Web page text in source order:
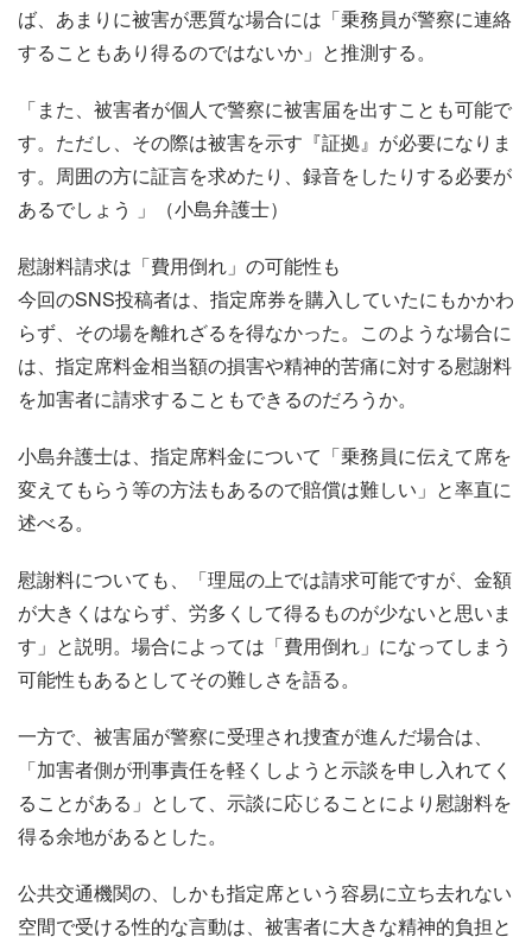
ば、あまりに被害が悪質な場合には「乗務員が警察に連絡
することもあり得るのではないか」と推測する。
「また、被害者が個人で警察に被害届を出すことも可能で
す。ただし、その際は被害を示す『証拠』が必要になりま
す。周囲の方に証言を求めたり、録音をしたりする必要が
あるでしょう 」（小島弁護士）
慰謝料請求は「費用倒れ」の可能性も
今回のSNS投稿者は、指定席券を購入していたにもかかわ
らず、その場を離れざるを得なかった。このような場合に
は、指定席料金相当額の損害や精神的苦痛に対する慰謝料
を加害者に請求することもできるのだろうか。
小島弁護士は、指定席料金について「乗務員に伝えて席を
変えてもらう等の方法もあるので賠償は難しい」と率直に
述べる。
慰謝料についても、「理屈の上では請求可能ですが、金額
が大きくはならず、労多くして得るものが少ないと思いま
す」と説明。場合によっては「費用倒れ」になってしまう
可能性もあるとしてその難しさを語る。
一方で、被害届が警察に受理され捜査が進んだ場合は、
「加害者側が刑事責任を軽くしようと示談を申し入れてく
ることがある」として、示談に応じることにより慰謝料を
得る余地があるとした。
公共交通機関の、しかも指定席という容易に立ち去れない
空間で受ける性的な言動は、被害者に大きな精神的負担と